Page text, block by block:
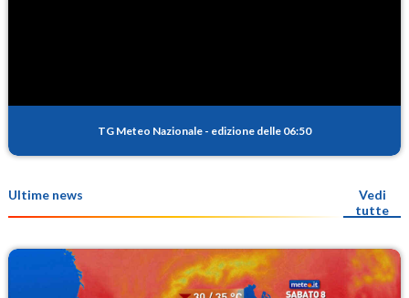
TG Meteo Nazionale - edizione delle 06:50
Ultime news
Vedi
tutte